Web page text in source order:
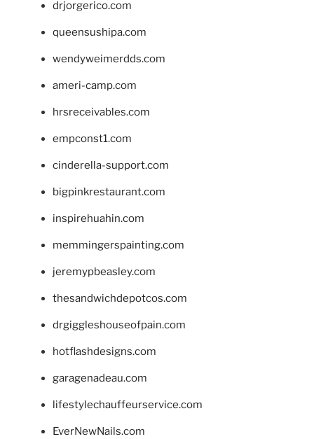
drjorgerico.com
queensushipa.com
wendyweimerdds.com
ameri-camp.com
hrsreceivables.com
empconst1.com
cinderella-support.com
bigpinkrestaurant.com
inspirehuahin.com
memmingerspainting.com
jeremypbeasley.com
thesandwichdepotcos.com
drgiggleshouseofpain.com
hotflashdesigns.com
garagenadeau.com
lifestylechauffeurservice.com
EverNewNails.com